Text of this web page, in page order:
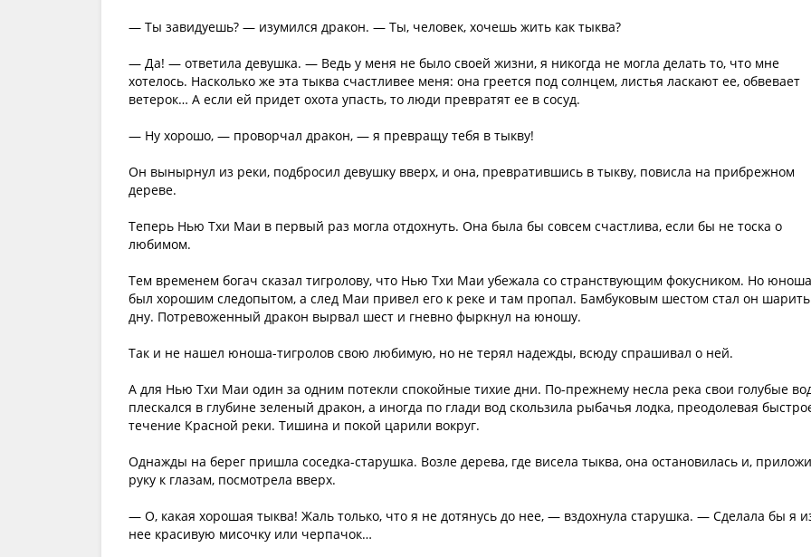
— Ты завидуешь? — изумился дракон. — Ты, человек, хочешь жить как тыква?
— Да! — ответила девушка. — Ведь у меня не было своей жизни, я никогда не могла делать то, что мне
хотелось. Насколько же эта тыква счастливее меня: она греется под солнцем, листья ласкают ее, обвевает
ветерок… А если ей придет охота упасть, то люди превратят ее в сосуд.
— Ну хорошо, — проворчал дракон, — я превращу тебя в тыкву!
Он вынырнул из реки, подбросил девушку вверх, и она, превратившись в тыкву, повисла на прибрежном
дереве.
Теперь Нью Тхи Маи в первый раз могла отдохнуть. Она была бы совсем счастлива, если бы не тоска о
любимом.
Тем временем богач сказал тигролову, что Нью Тхи Маи убежала со странствующим фокусником. Но юноша
был хорошим следопытом, а след Маи привел его к реке и там пропал. Бамбуковым шестом стал он
дну. Потревоженный дракон вырвал шест и гневно фыркнул на юношу.
Так и не нашел юноша-тигролов свою любимую, но не терял надежды, всюду спрашивал о ней.
А для Нью Тхи Маи один за одним потекли спокойные тихие дни. По-прежнему несла река свои голубые
плескался в глубине зеленый дракон, а иногда по глади вод скользила рыбачья лодка, преодолевая
течение Красной реки. Тишина и покой царили вокруг.
Однажды на берег пришла соседка-старушка. Возле дерева, где висела тыква, она остановилась и,
руку к глазам, посмотрела вверх.
— О, какая хорошая тыква! Жаль только, что я не дотянусь до нее, — вздохнула старушка. — Сделала бы я
нее красивую мисочку или черпачок…